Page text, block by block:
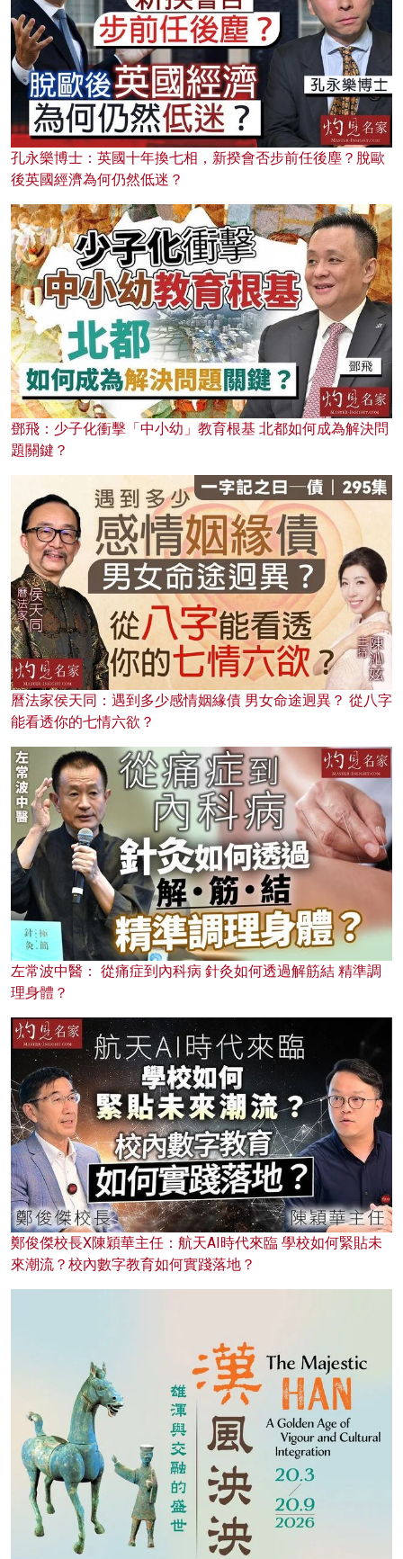
孔永樂博士：英國十年換七相，新揆會否步前任後塵？脫歐
後英國經濟為何仍然低迷？
鄧飛：少子化衝擊「中小幼」教育根基 北都如何成為解決問
題關鍵？
曆法家侯天同：遇到多少感情姻緣債 男女命途迥異？ 從八字
能看透你的七情六欲？
左常波中醫： 從痛症到內科病 針灸如何透過解筋結 精準調
理身體？
鄭俊傑校長X陳穎華主任：航天AI時代來臨 學校如何緊貼未
來潮流？校內數字教育如何實踐落地？